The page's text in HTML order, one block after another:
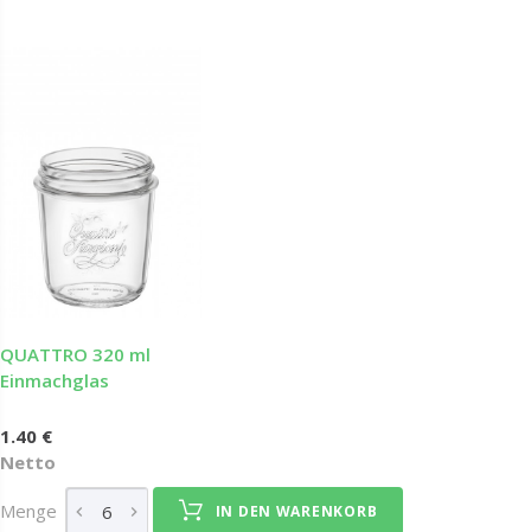
QUATTRO 320 ml
Einmachglas
1.40 €
Netto
Menge IN DEN WARENKORB